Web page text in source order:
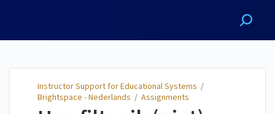
Instructor Support for Educational Systems /
Brightspace - Nederlands / Assignments